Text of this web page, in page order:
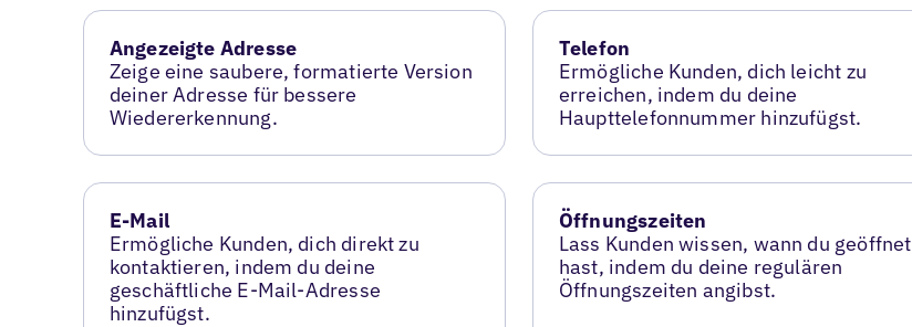
Angezeigte Adresse
Zeige eine saubere, formatierte Version
deiner Adresse für bessere
Wiedererkennung.
Telefon
Ermögliche Kunden, dich leicht zu
erreichen, indem du deine
Haupttelefonnummer hinzufügst.
E-Mail
Ermögliche Kunden, dich direkt zu
kontaktieren, indem du deine
geschäftliche E-Mail-Adresse
hinzufügst.
Öffnungszeiten
Lass Kunden wissen, wann du geöffnet
hast, indem du deine regulären
Öffnungszeiten angibst.